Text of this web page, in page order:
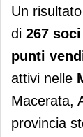
Un
di 267
punti
attivi nelle
Macerata,
provincia